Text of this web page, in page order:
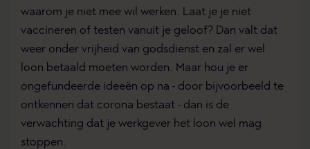
waarom je niet mee wil werken. Laat je je niet
vaccineren of testen vanuit je geloof? Dan valt dat
weer onder vrijheid van godsdienst en zal er wel
loon betaald moeten worden. Maar hou je er
ongefundeerde ideeën op na - door bijvoorbeeld te
ontkennen dat corona bestaat - dan is de
verwachting dat je werkgever het loon wel mag
stoppen.